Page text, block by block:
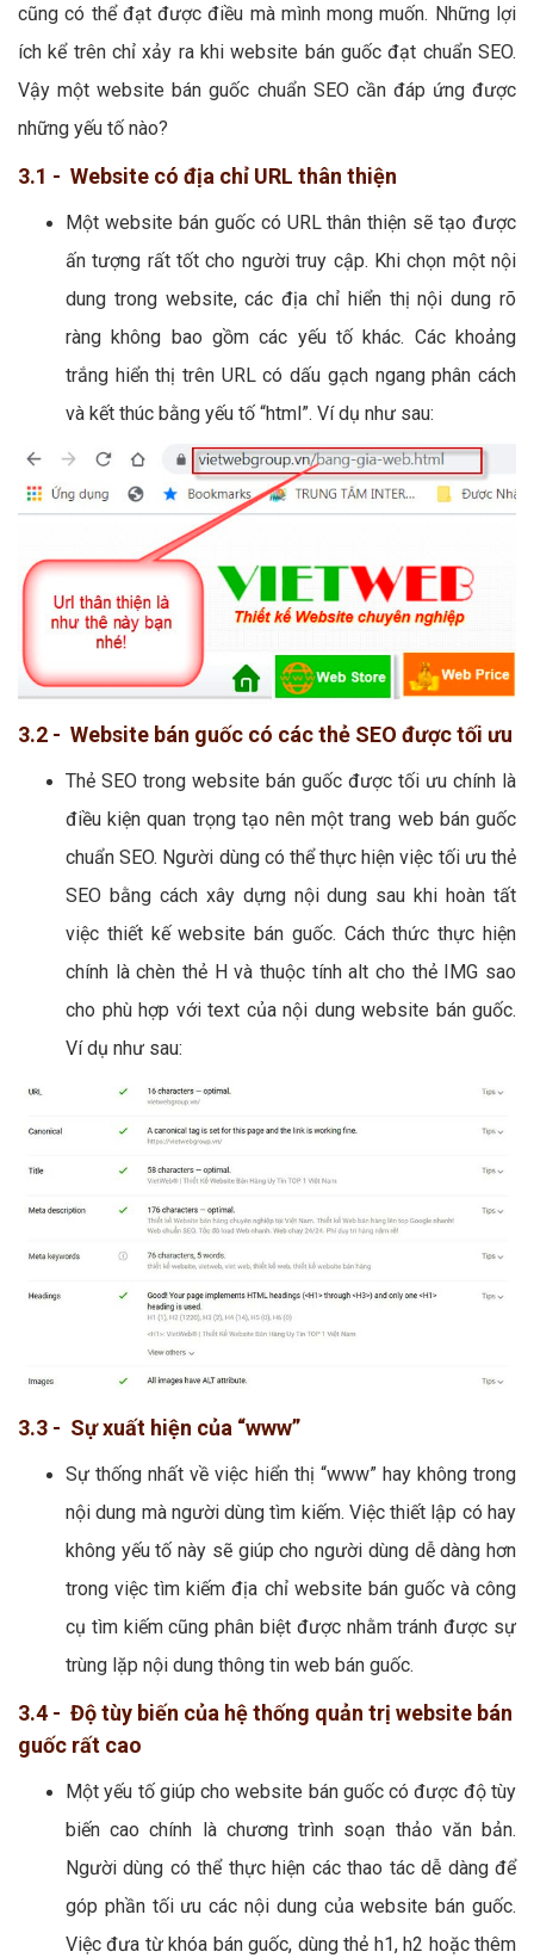
cũng có thể đạt được điều mà mình mong muốn. Những lợi
ích kể trên chỉ xảy ra khi website bán guốc đạt chuẩn SEO.
Vậy một website bán guốc chuẩn SEO cần đáp ứng được
những yếu tố nào?
3.1 - Website có địa chỉ URL thân thiện
Một website bán guốc có URL thân thiện sẽ tạo được
ấn tượng rất tốt cho người truy cập. Khi chọn một nội
dung trong website, các địa chỉ hiển thị nội dung rõ
ràng không bao gồm các yếu tố khác. Các khoảng
trắng hiển thị trên URL có dấu gạch ngang phân cách
và kết thúc bằng yếu tố “html”. Ví dụ như sau:
3.2 - Website bán guốc có các thẻ SEO được tối ưu
Thẻ SEO trong website bán guốc được tối ưu chính là
điều kiện quan trọng tạo nên một trang web bán guốc
chuẩn SEO. Người dùng có thể thực hiện việc tối ưu thẻ
SEO bằng cách xây dựng nội dung sau khi hoàn tất
việc thiết kế website bán guốc. Cách thức thực hiện
chính là chèn thẻ H và thuộc tính alt cho thẻ IMG sao
cho phù hợp với text của nội dung website bán guốc.
Ví dụ như sau:
3.3 - Sự xuất hiện của “www”
Sự thống nhất về việc hiển thị “www” hay không trong
nội dung mà người dùng tìm kiếm. Việc thiết lập có hay
không yếu tố này sẽ giúp cho người dùng dễ dàng hơn
trong việc tìm kiếm địa chỉ website bán guốc và công
cụ tìm kiếm cũng phân biệt được nhằm tránh được sự
trùng lặp nội dung thông tin web bán guốc.
3.4 - Độ tùy biến của hệ thống quản trị website bán
guốc rất cao
Một yếu tố giúp cho website bán guốc có được độ tùy
biến cao chính là chương trình soạn thảo văn bản.
Người dùng có thể thực hiện các thao tác dễ dàng để
góp phần tối ưu các nội dung của website bán guốc.
Việc đưa từ khóa bán guốc, dùng thẻ h1, h2 hoặc thêm